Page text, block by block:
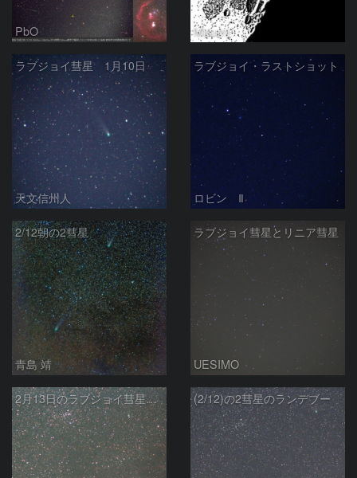
PbO Misumi
ラブジョイ彗星 1月10日
天文信州人
ラブジョイ・ラストショット
ロビン Ⅱ
2/12朝の2彗星
青島 靖
ラブジョイ彗星とリニア彗星
UESIMO
2月13日のラブジョイ彗星とリニア彗星 (2/12)の2彗星のランデブー